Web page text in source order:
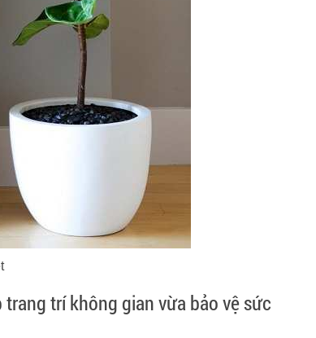
trí không gian vừa bảo vệ sức